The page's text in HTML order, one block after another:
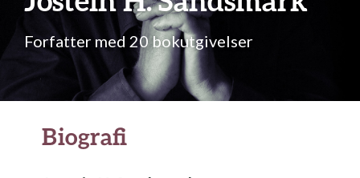
Forfatter med 20 bokutgivelser
Biografi